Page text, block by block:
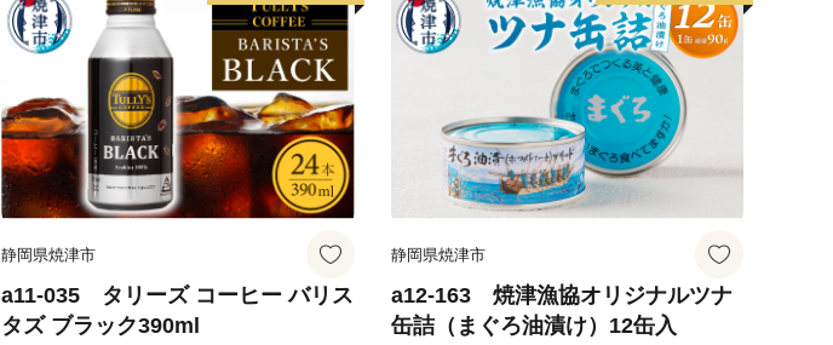
静岡県焼津市
a11-035 タリーズ コーヒー バリス
タズ ブラック390ml
静岡県焼津市
a12-163 焼津漁協オリジナルツナ
缶詰（まぐろ油漬け）12缶入